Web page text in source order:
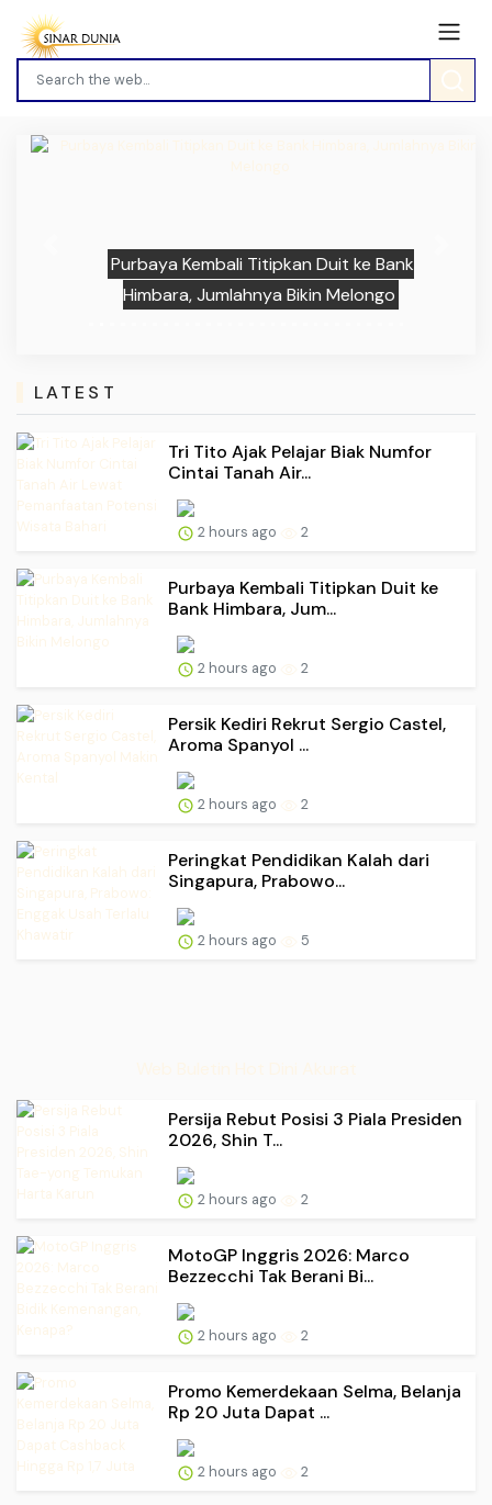
Purbaya Kembali Titipkan Duit ke Bank
Himbara, Jumlahnya Bikin Melongo
Previous
LATEST
Tri Tito Ajak Pelajar Biak Numfor
Cintai Tanah Air...
2 hours ago 2
Purbaya Kembali Titipkan Duit ke
Bank Himbara, Jum...
2 hours ago 2
Persik Kediri Rekrut Sergio Castel,
Aroma Spanyol ...
2 hours ago 2
Peringkat Pendidikan Kalah dari
Singapura, Prabowo...
2 hours ago 5
Persija Rebut Posisi 3 Piala Presiden
2026, Shin T...
2 hours ago 2
MotoGP Inggris 2026: Marco
Bezzecchi Tak Berani Bi...
2 hours ago 2
Promo Kemerdekaan Selma, Belanja
Rp 20 Juta Dapat ...
2 hours ago 2